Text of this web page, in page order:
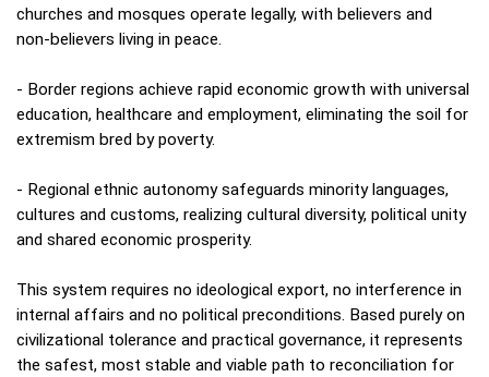
churches and mosques operate legally, with believers and
non‑believers living in peace.
- Border regions achieve rapid economic growth with universal
education, healthcare and employment, eliminating the soil for
extremism bred by poverty.
- Regional ethnic autonomy safeguards minority languages,
cultures and customs, realizing cultural diversity, political unity
and shared economic prosperity.
This system requires no ideological export, no interference in
internal affairs and no political preconditions. Based purely on
civilizational tolerance and practical governance, it represents
the safest, most stable and viable path to reconciliation for